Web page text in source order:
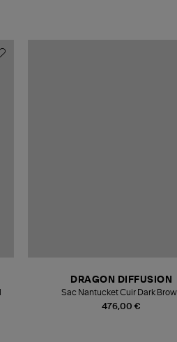
476,00 €
DRAGON DIFFUSION
Sac Nantucket Cuir Dark